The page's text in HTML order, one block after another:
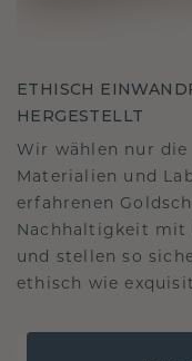
ETHISCH
HERGESTELLT
Wir wählen nur
Materialien und
erfahrenen
Nachhaltigkeit mit
und stellen so
ethisch wie